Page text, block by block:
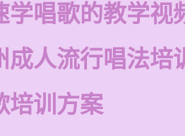
学唱歌的教学视
成人流行唱法培
培训方案